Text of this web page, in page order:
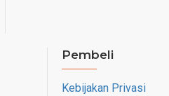
Pembeli
Kebijakan Privasi